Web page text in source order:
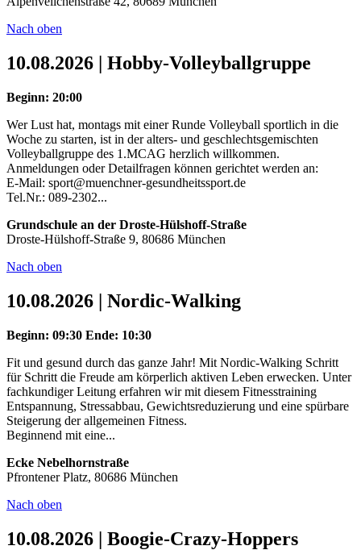
Nach oben
10.08.2026 | Hobby-Volleyballgruppe
Beginn: 20:00
Wer Lust hat, montags mit einer Runde Volleyball sportlich in die
Woche zu starten, ist in der alters- und geschlechtsgemischten
Volleyballgruppe des 1.MCAG herzlich willkommen.
Anmeldungen oder Detailfragen können gerichtet werden an:
E-Mail: sport@muenchner-gesundheitssport.de
Tel.Nr.: 089-2302...
Grundschule an der Droste-Hülshoff-Straße
Droste-Hülshoff-Straße 9, 80686 München
Nach oben
10.08.2026 | Nordic-Walking
Beginn: 09:30 Ende: 10:30
Fit und gesund durch das ganze Jahr! Mit Nordic-Walking Schritt
für Schritt die Freude am körperlich aktiven Leben erwecken. Unter
fachkundiger Leitung erfahren wir mit diesem Fitnesstraining
Entspannung, Stressabbau, Gewichtsreduzierung und eine spürbare
Steigerung der allgemeinen Fitness.
Beginnend mit eine...
Ecke Nebelhornstraße
Pfrontener Platz, 80686 München
Nach oben
10.08.2026 | Boogie-Crazy-Hoppers